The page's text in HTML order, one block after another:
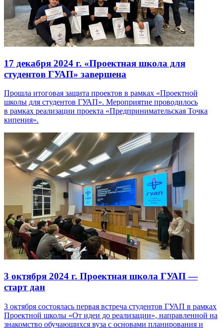
17 декабря 2024 г. «Проектная школа для
студентов ГУАП» завершена
Прошла итоговая защита проектов в рамках «Проектной
школы для студентов ГУАП». Мероприятие проводилось
в рамках реализации проекта «Предпринимательская Точка
кипения».
3 октября 2024 г. Проектная школа ГУАП —
старт дан
3 октября состоялась первая встреча студентов ГУАП в рамках
Проектной школы «От идеи до реализации», направленной на
знакомство обучающихся вуза с основами планирования и